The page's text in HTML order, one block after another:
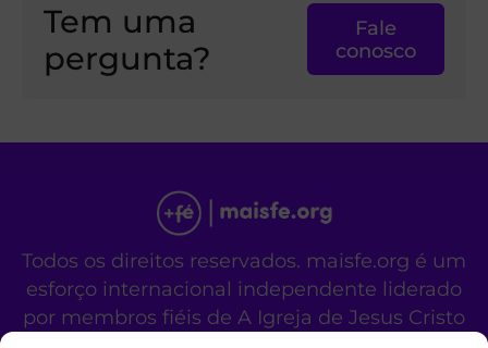
Tem uma
pergunta?
Fale
conosco
Todos os direitos reservados. maisfe.org é um
esforço internacional independente liderado
por membros fiéis de A Igreja de Jesus Cristo